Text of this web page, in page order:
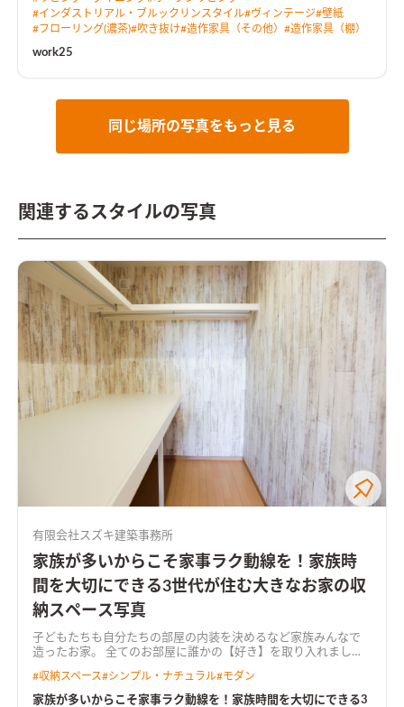
グ。 3階には家族・親戚・友人などが集まってもゆとりのある
広々としたルーフバルコニーも設け、おうち時間を存分に楽しめ
る仕様に。 ［spec：長期優良住宅、耐震等級3、BELS評価(★5)
取得］
#インダストリアル・ブルックリンスタイル#ヴィンテージ#壁紙
#フローリング(濃茶)#吹き抜け#造作家具（その他） #造作家具（棚）
work25
同じ場所の写真をもっと見る
関連するスタイルの写真
有限会社スズキ建築事務所
家族が多いからこそ家事ラク動線を！家族時
間を大切にできる3世代が住む大きなお家の収
納スペース写真
子どもたちも自分たちの部屋の内装を決めるなど家族みんなで
造ったお家。 全てのお部屋に誰かの【好き】を取り入れまし
は忙しい方・家族が多い方必見。 オープンハウスでも多くの方
からご好評を頂きました。 2階の子ども部屋をあえてコンパクト
#収納スペース#シンプル・ナチュラル#モダン
家族が多いからこそ家事ラク動線を！家族時間を大切にできる3